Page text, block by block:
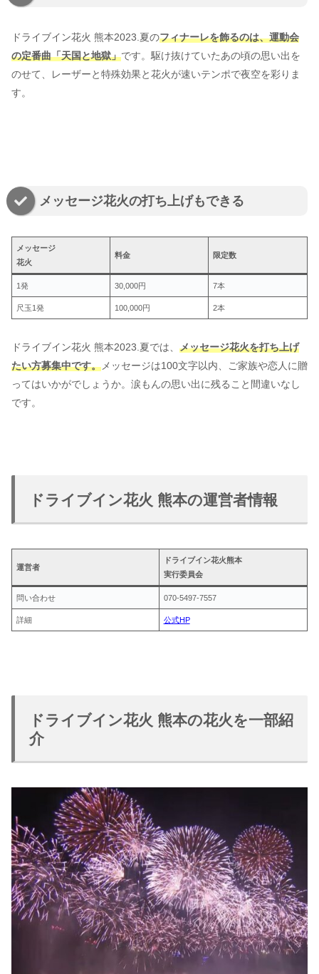
ドライブイン花火 熊本2023.夏のフィナーレを飾るのは、運動会
の定番曲「天国と地獄」です。駆け抜けていたあの頃の思い出を
のせて、レーザーと特殊効果と花火が速いテンポで夜空を彩りま
す。
メッセージ花火の打ち上げもできる
メッセージ
花火
料金 限定数
1発 30,000円 7本
尺玉1発 100,000円 2本
ドライブイン花火 熊本2023.夏では、 メッセージ花火を打ち上げ
たい方募集中です。 メッセージは100文字以内、ご家族や恋人に贈
ってはいかがでしょうか。涙もんの思い出に残ること間違いなし
です。
ドライブイン花火 熊本の運営者情報
運営者
ドライブイン花火熊本
実行委員会
問い合わせ 070-5497-7557
詳細 公式HP
ドライブイン花火 熊本の花火を一部紹
介